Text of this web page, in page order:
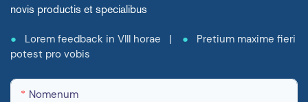
novis productis et specialibus
● Lorem feedback in VIII horae | ●
Pretium maxime fieri
potest pro vobis
Nomenum